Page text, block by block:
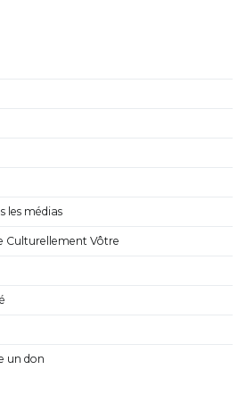
les médias
Culturellement Vôtre
un don